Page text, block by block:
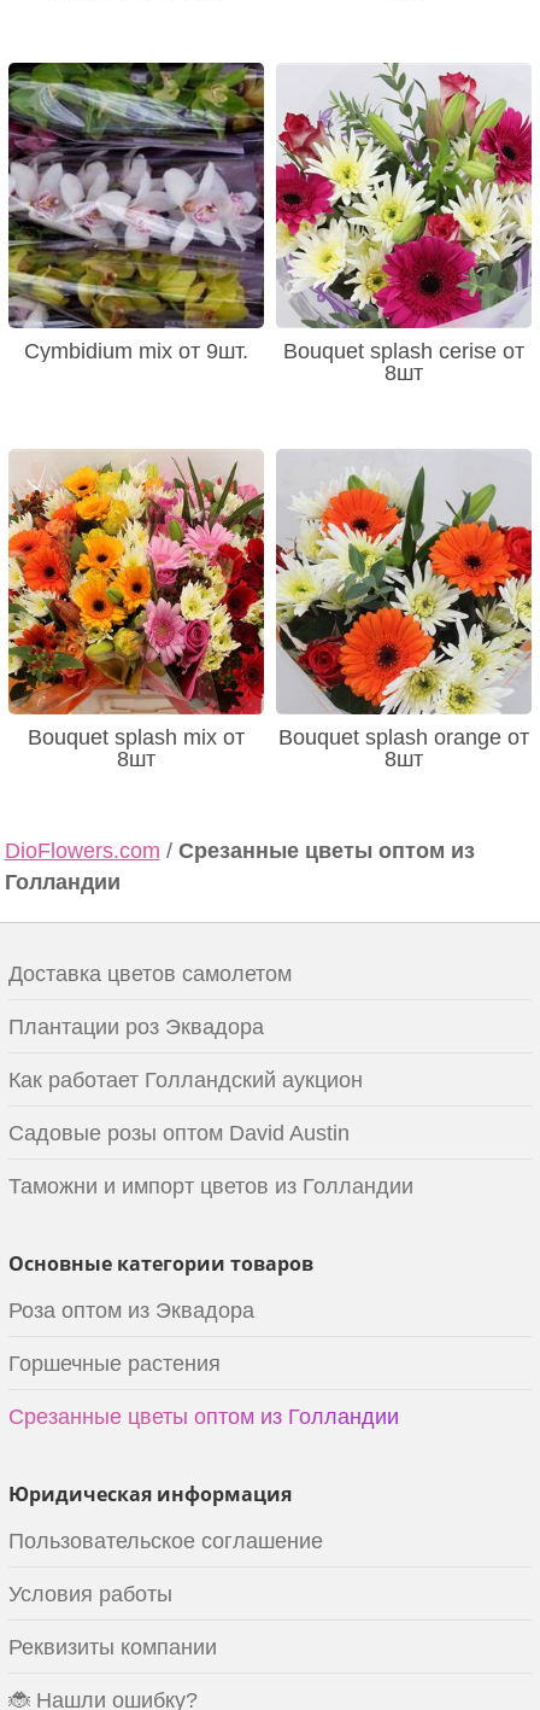
Cymbidium mix от 9шт.
Bouquet splash cerise от
8шт
Bouquet splash mix от
8шт
Bouquet splash orange от
8шт
DioFlowers.com / Срезанные цветы оптом из
Голландии
Доставка цветов самолетом
Плантации роз Эквадора
Как работает Голландский аукцион
Садовые розы оптом David Austin
Таможни и импорт цветов из Голландии
Основные категории товаров
Роза оптом из Эквадора
Горшечные растения
Срезанные цветы оптом из Голландии
Юридическая информация
Пользовательское соглашение
Условия работы
Реквизиты компании
🐞 Нашли ошибку?